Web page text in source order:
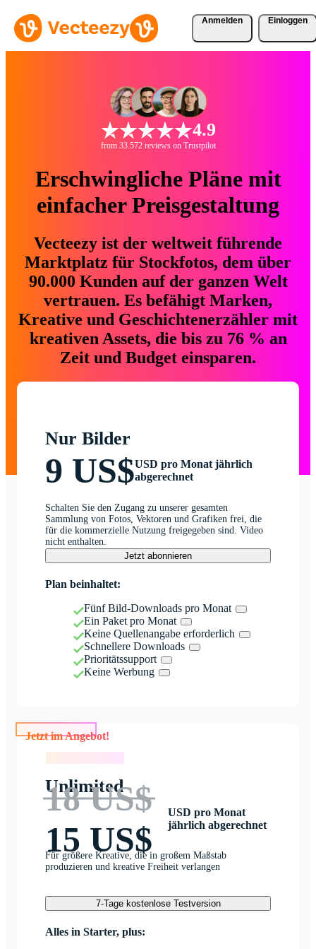
Anmelden Einloggen
4.9
from 33.572 reviews on Trustpilot
Erschwingliche Pläne mit
einfacher Preisgestaltung
Vecteezy ist der weltweit führende
Marktplatz für Stockfotos, dem über
90.000 Kunden auf der ganzen Welt
vertrauen. Es befähigt Marken,
Kreative und Geschichtenerzähler mit
kreativen Assets, die bis zu 76 % an
Zeit und Budget einsparen.
Nur Bilder
9 US$USD pro Monat jährlich
abgerechnet
Schalten Sie den Zugang zu unserer gesamten
Sammlung von Fotos, Vektoren und Grafiken frei, die
für die kommerzielle Nutzung freigegeben sind. Video
nicht enthalten.
Jetzt abonnieren
Plan beinhaltet:
Fünf Bild-Downloads pro Monat
Ein Paket pro Monat
Keine Quellenangabe erforderlich
Schnellere Downloads
Prioritätssupport
Keine Werbung
Jetzt im Angebot!
Unlimited
18 US$
15 US$
USD pro Monat
jährlich abgerechnet
Für größere Kreative, die in großem Maßstab
produzieren und kreative Freiheit verlangen
7-Tage kostenlose Testversion
Alles in Starter, plus: